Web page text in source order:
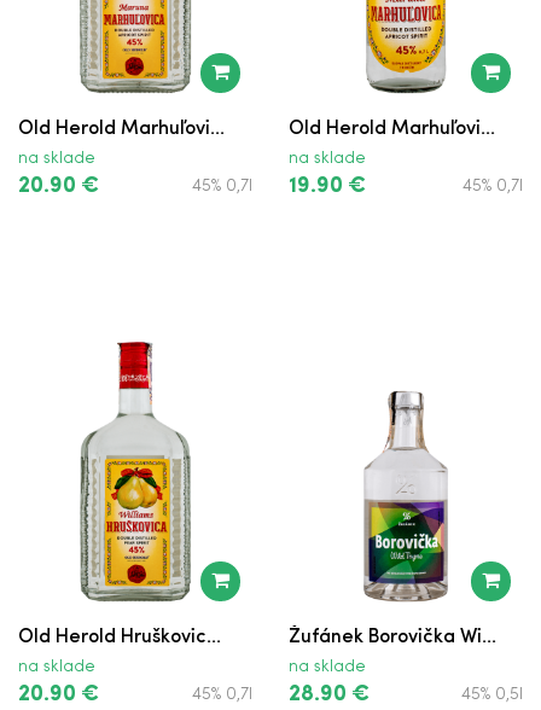
Domovina Borovička s Horcom
Domovina Borovička
Žufánek Slivovica z Dubového Sudu
BVD Marhuľovica
BVD Trnkovica
BVD Slivovica
BVD Oškorušovica
BVD Jablkovica
BVD Dulovica
BVD Čerešňovica
Old Herold Marhuľovi...
na sklade
20.90 € 45% 0,7l
Old Herold Marhuľovi...
na sklade
19.90 € 45% 0,7l
Old Herold Hruškovic...
na sklade
20.90 € 45% 0,7l
Žufánek Borovička Wi...
na sklade
28.90 € 45% 0,5l